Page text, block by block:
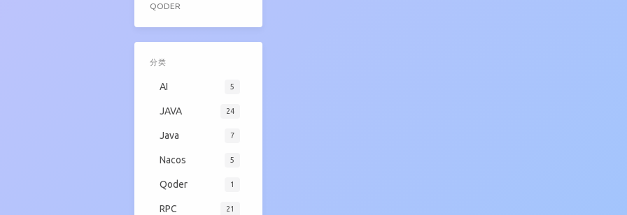
QODER
分类
AI 5
JAVA 24
Java 7
Nacos 5
Qoder 1
RPC 21